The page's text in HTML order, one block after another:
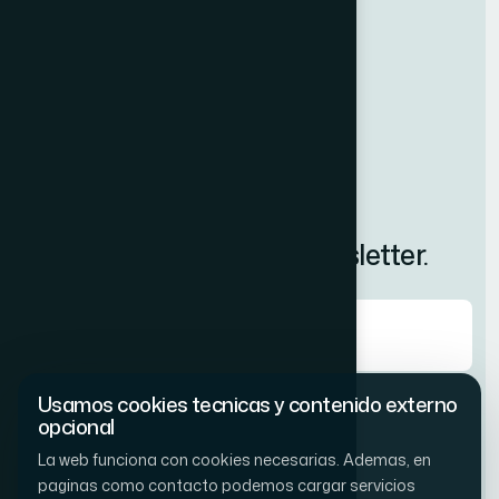
Suscribete a nuestro newsletter.
Acepto lapolítica de privacidad
Usamos cookies tecnicas y contenido externo
opcional
La web funciona con cookies necesarias. Ademas, en
paginas como contacto podemos cargar servicios